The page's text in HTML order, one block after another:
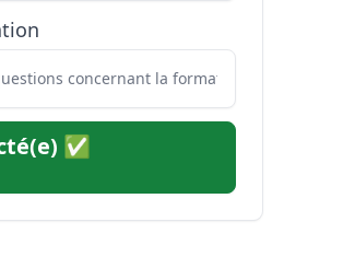
✅